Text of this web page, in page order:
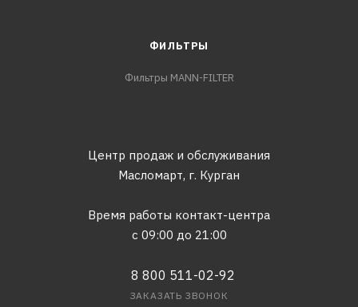
ФИЛЬТРЫ
Фильтры MANN-FILTER
Центр продаж и обслуживания
Масломарт, г. Курган
Время работы контакт-центра
с 09:00 до 21:00
8 800 511-02-92
ЗАКАЗАТЬ ЗВОНОК